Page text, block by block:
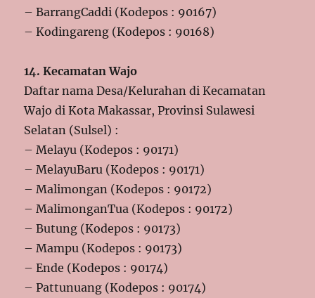
– BarrangCaddi (Kodepos : 90167)
– Kodingareng (Kodepos : 90168)
14. Kecamatan Wajo
Daftar nama Desa/Kelurahan di Kecamatan
Wajo di Kota Makassar, Provinsi Sulawesi
Selatan (Sulsel) :
– Melayu (Kodepos : 90171)
– MelayuBaru (Kodepos : 90171)
– Malimongan (Kodepos : 90172)
– MalimonganTua (Kodepos : 90172)
– Butung (Kodepos : 90173)
– Mampu (Kodepos : 90173)
– Ende (Kodepos : 90174)
– Pattunuang (Kodepos : 90174)